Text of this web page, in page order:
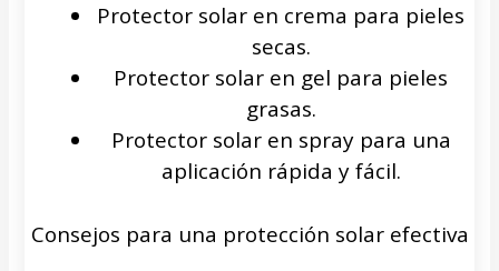
Protector solar en crema para pieles
secas.
Protector solar en gel para pieles
grasas.
Protector solar en spray para una
aplicación rápida y fácil.
Consejos para una protección solar efectiva